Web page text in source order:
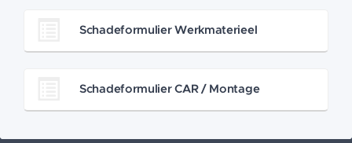
Schadeformulier Werkmaterieel
Schadeformulier CAR / Montage